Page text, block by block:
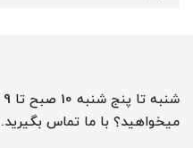
میخواهید؟ با ما تماس بگیرید.